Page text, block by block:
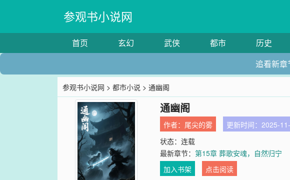
参观书小说网
首页 玄幻 武侠 都市 历史
追看新
参观书小说网 >都市小说 > 通幽阁
通幽阁
作者： 尾尖的雾 更新时间：2025-
状态：连载
最新章节：第15章 葬歌安魂，自然归宁
加入书架
点击阅读